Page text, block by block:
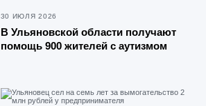
30 ИЮЛЯ 2026
В Ульяновской области получают
помощь 900 жителей с аутизмом